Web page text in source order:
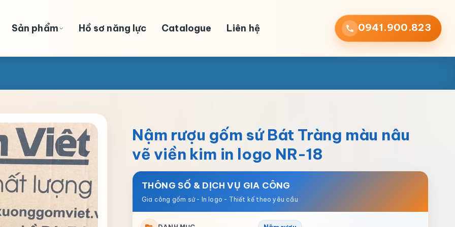
Sản phẩm Hồ sơ năng lực Catalogue Liên hệ 0941.900.823
Nậm rượu gốm sứ Bát Tràng màu nâu
vẽ viền kim in logo NR-18
THÔNG SỐ & DỊCH VỤ GIA CÔNG